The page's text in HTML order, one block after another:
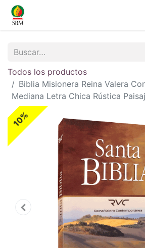
Todos los productos
Biblia Misionera Reina Valera
Mediana Letra Chica Rústica
10%